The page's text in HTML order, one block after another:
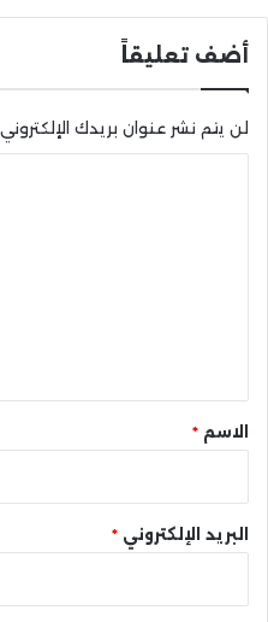
أضف تعليقاً
لن يتم نشر عنوان بريدك الإلكتروني.
*الاسم *
البريد الإلكتروني *